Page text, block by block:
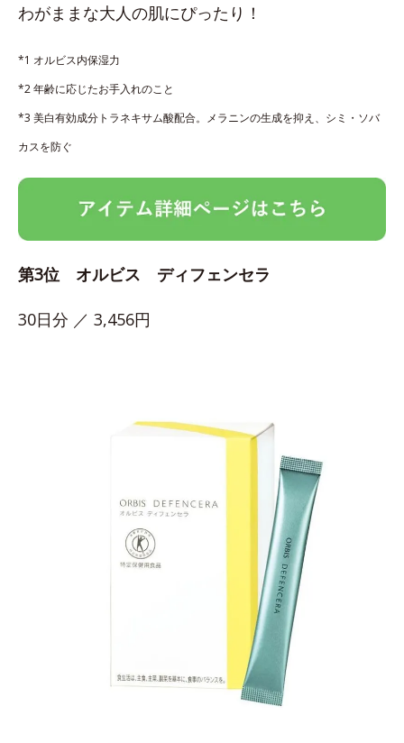
わがままな大人の肌にぴったり！
*1 オルビス内保湿力
*2 年齢に応じたお手入れのこと
*3 美白有効成分トラネキサム酸配合。メラニンの生成を抑え、シミ・ソバ
カスを防ぐ
第3位 オルビス ディフェンセラ
30日分 ／ 3,456円